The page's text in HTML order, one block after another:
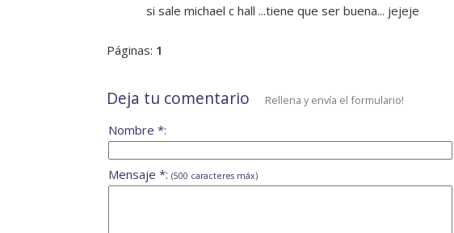
si sale michael c hall ...tiene que ser buena... jejeje
Páginas: 1
Deja tu comentario Rellena y envía el formulario!
Nombre *:
Mensaje *: (500 caracteres máx)